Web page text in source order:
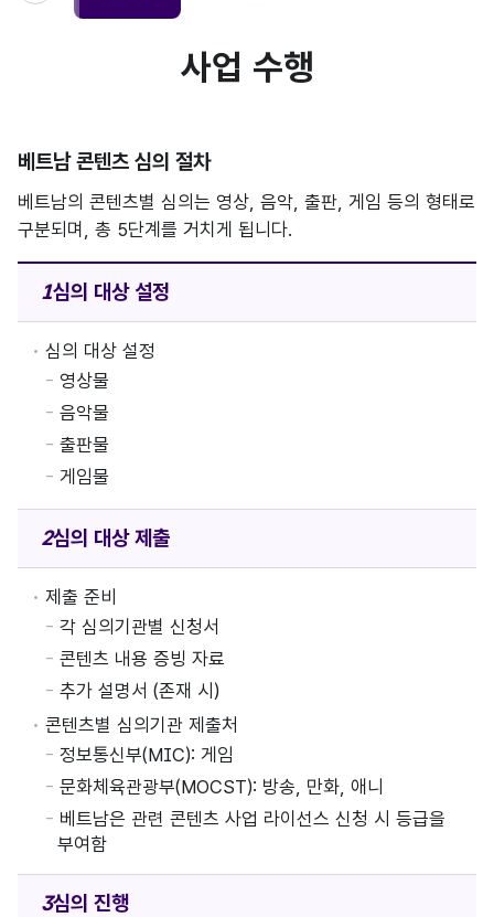
사업 수행
베트남 콘텐츠 심의 절차
베트남의 콘텐츠별 심의는 영상, 음악, 출판, 게임 등의 형태로
구분되며, 총 5단계를 거치게 됩니다.
심의 대상설정
심의 대상 설정
영상물
음악물
출판물
게임물
심의 대상제출
제출 준비
각 심의기관별 신청서
콘텐츠 내용 증빙 자료
추가 설명서 (존재 시)
콘텐츠별 심의기관 제출처
정보통신부(MIC): 게임
문화체육관광부(MOCST): 방송, 만화, 애니
베트남은 관련 콘텐츠 사업 라이선스 신청 시 등급을
부여함
심의 진행